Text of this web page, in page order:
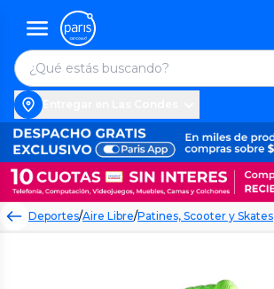
Deportes/Aire Libre/Patines, Scooter y Skates